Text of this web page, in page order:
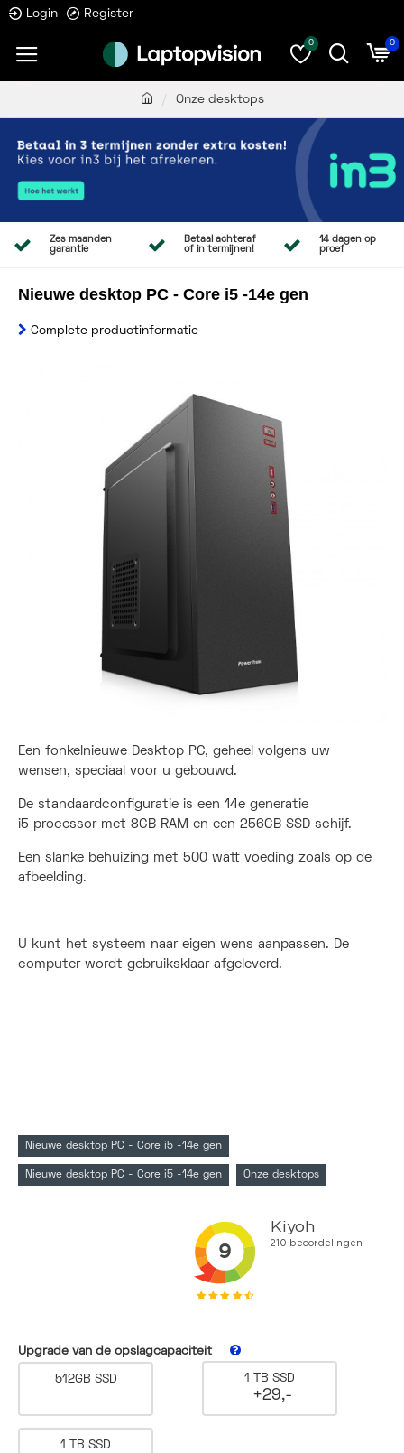
Login Register
0 0
Onze desktops
Zes maanden
garantie
Betaal achteraf
of in termijnen!
14 dagen op
proef
Nieuwe desktop PC - Core i5 -14e gen
Complete productinformatie
Een fonkelnieuwe Desktop PC, geheel volgens uw
wensen, speciaal voor u gebouwd.
De standaardconfiguratie is een 14e generatie
i5 processor met 8GB RAM en een 256GB SSD schijf.
Een slanke behuizing met 500 watt voeding zoals op de
afbeelding.
U kunt het systeem naar eigen wens aanpassen. De
computer wordt gebruiksklaar afgeleverd.
Nieuwe desktop PC - Core i5 -14e gen
Nieuwe desktop PC - Core i5 -14e gen Onze desktops
Upgrade van de opslagcapaciteit
512GB SSD 1 TB SSD
+29,-
1 TB SSD